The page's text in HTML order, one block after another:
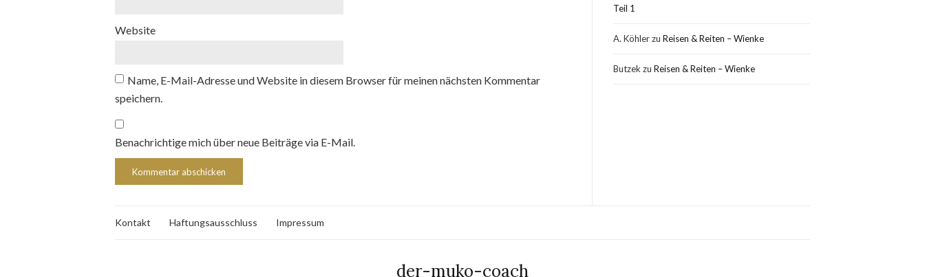
Website
Name, E-Mail-Adresse und Website in diesem Browser für meinen nächsten Kommentar
speichern.
Benachrichtige mich über neue Beiträge via E-Mail.
Teil 1
A. KöhlerzuReisen & Reiten – Wienke
Butzek zuReisen & Reiten – Wienke
Kontakt Haftungsausschluss Impressum
der-muko-coach